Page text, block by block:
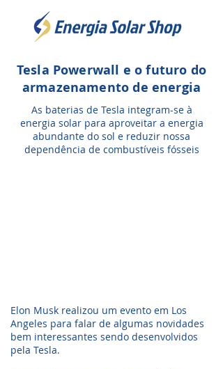
Tesla Powerwall e o futuro do
armazenamento de energia
As baterias de Tesla integram-se à
energia solar para aproveitar a energia
abundante do sol e reduzir nossa
dependência de combustíveis fósseis
​Elon Musk realizou um evento em Los
Angeles para falar de algumas novidades
bem interessantes sendo desenvolvidos
pela Tesla.